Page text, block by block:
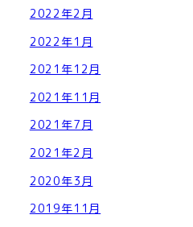
2022年2月
2022年1月
2021年12月
2021年11月
2021年7月
2021年2月
2020年3月
2019年11月